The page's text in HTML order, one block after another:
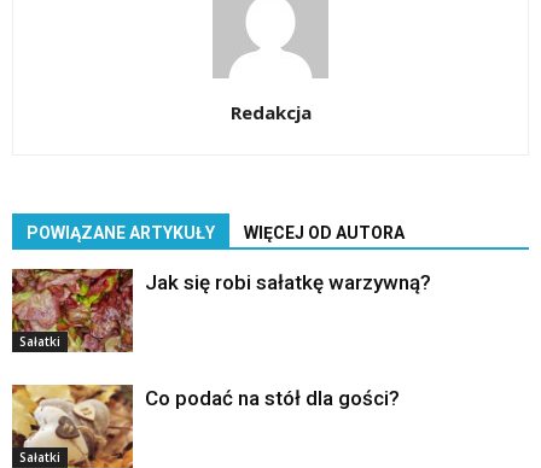
Redakcja
POWIĄZANE ARTYKUŁY WIĘCEJ OD AUTORA
Sałatki
Jak się robi sałatkę warzywną?
Sałatki
Co podać na stół dla gości?